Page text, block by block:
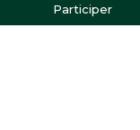
Participer